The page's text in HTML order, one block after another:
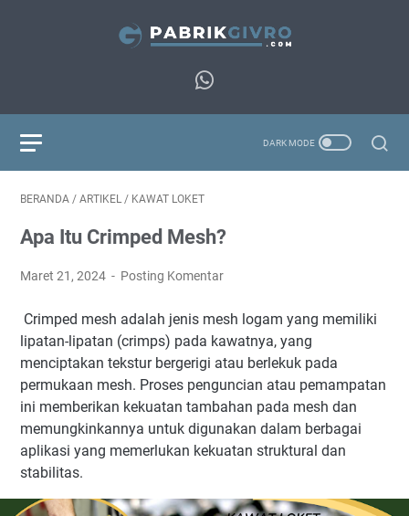
BERANDA / ARTIKEL / KAWAT LOKET
Apa Itu Crimped Mesh?
Maret 21, 2024 Posting Komentar
Crimped mesh adalah jenis mesh logam yang memiliki
lipatan-lipatan (crimps) pada kawatnya, yang
menciptakan tekstur bergerigi atau berlekuk pada
permukaan mesh. Proses penguncian atau pemampatan
ini memberikan kekuatan tambahan pada mesh dan
memungkinkannya untuk digunakan dalam berbagai
aplikasi yang memerlukan kekuatan struktural dan
stabilitas.